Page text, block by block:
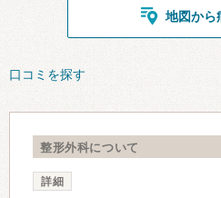
地図から
口コミを探す
整形外科について
詳細